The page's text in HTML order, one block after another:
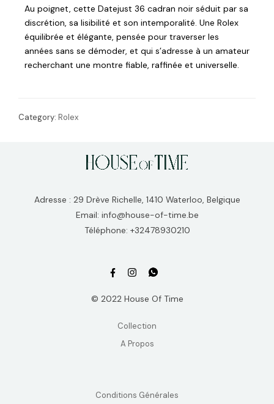
Au poignet, cette Datejust 36 cadran noir séduit par sa
discrétion, sa lisibilité et son intemporalité. Une Rolex
équilibrée et élégante, pensée pour traverser les
années sans se démoder, et qui s’adresse à un amateur
recherchant une montre fiable, raffinée et universelle.
Category: Rolex
Adresse : 29 Drève Richelle, 1410 Waterloo, Belgique
Email: info@house-of-time.be
Téléphone: +32478930210
© 2022 House Of Time
Collection
A Propos
Conditions Générales